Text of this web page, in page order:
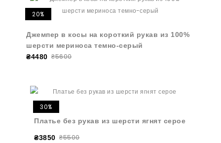
20%
Джемпер в косы на короткий рукав из 100%
шерсти мериноса темно-серый
₴4480 ₴5600
30%
Платье без рукав из шерсти ягнят серое
₴3850 ₴5500